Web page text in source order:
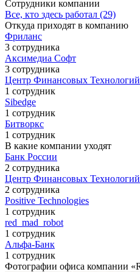
Сотрудники компании
Все, кто здесь работал (29)
Откуда приходят в компанию
Фриланс
3 сотрудника
Аксимедиа Софт
3 сотрудника
Центр Финансовых Технологий
1 сотрудник
Sibedge
1 сотрудник
Битворкс
1 сотрудник
В какие компании уходят
Банк России
2 сотрудника
Центр Финансовых Технологий
2 сотрудника
Positive Technologies
1 сотрудник
red_mad_robot
1 сотрудник
Альфа-Банк
1 сотрудник
Фотографии офиса компании